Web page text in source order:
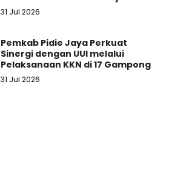
Negeri Pidie Jaya
31 Jul 2026
Pemkab Pidie Jaya Perkuat
Sinergi dengan UUI melalui
Pelaksanaan KKN di 17 Gampong
31 Jul 2026